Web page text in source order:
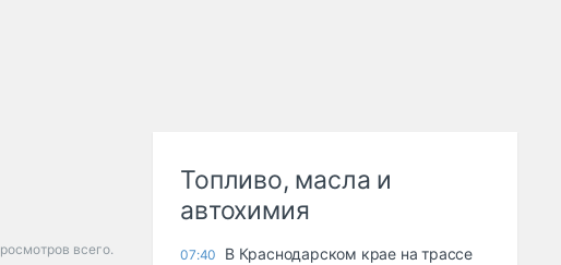
всего.
Топливо, масла и
автохимия
07:40
В Краснодарском крае на трассе